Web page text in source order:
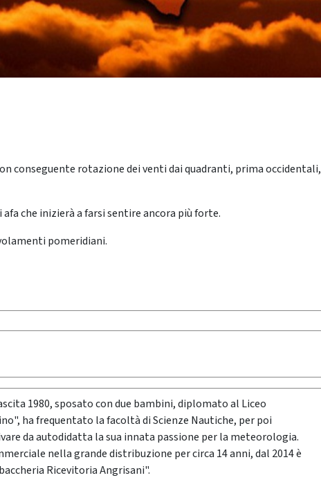
conseguente rotazione dei venti dai quadranti, prima occidentali,
che inizierà a farsi sentire ancora più forte.
pomeridiani.
1980, sposato con due bambini, diplomato al Liceo
ha frequentato la facoltà di Scienze Nautiche, per poi
da autodidatta la sua innata passione per la meteorologia.
nella grande distribuzione per circa 14 anni, dal 2014 è
Ricevitoria Angrisani".